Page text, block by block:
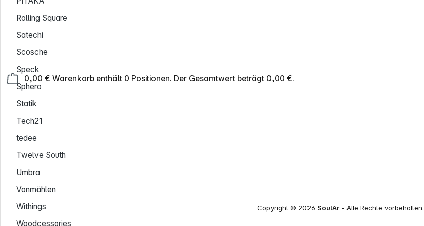
0,00 € Warenkorb enthält 0 Positionen. Der Gesamtwert beträgt 0,00 €.
Rolling Square
Satechi
Scosche
Speck
Sphero
Statik
Tech21
tedee
Twelve South
Umbra
Vonmählen
Withings
Woodcessories
Copyright © 2026 SoulAr- Alle Rechte vorbehalten.